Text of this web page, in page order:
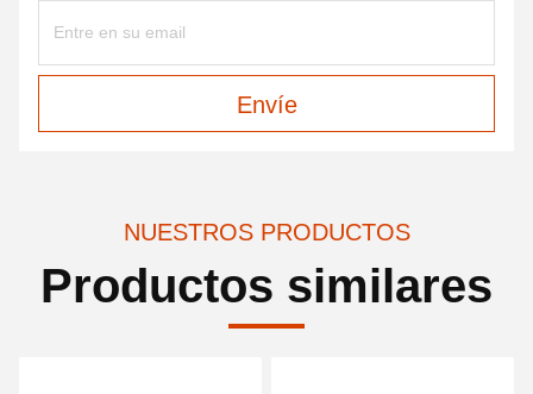
Envíe
NUESTROS PRODUCTOS
Productos similares